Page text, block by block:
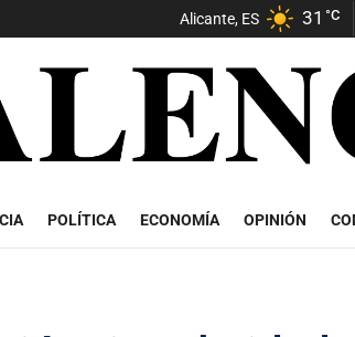
Alicante, ES 31 °C
POLÍTICA ECONOMÍA OPINIÓN